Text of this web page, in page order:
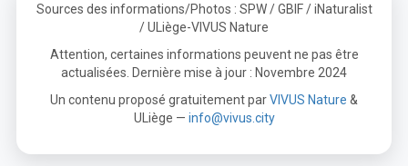
Sources des informations/Photos : SPW / GBIF / iNaturalist
/ ULiège-VIVUS Nature
Attention, certaines informations peuvent ne pas être
actualisées. Dernière mise à jour : Novembre 2024
Un contenu proposé gratuitement parVIVUS Nature &
ULiège — info@vivus.city